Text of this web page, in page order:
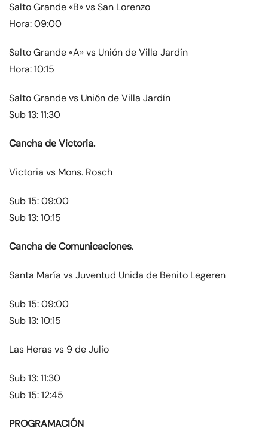
Salto Grande «B» vs San Lorenzo
Hora: 09:00
Salto Grande «A» vs Unión de Villa Jardín
Hora: 10:15
Salto Grande vs Unión de Villa Jardín
Sub 13: 11:30
Cancha de Victoria.
Victoria vs Mons. Rosch
Sub 15: 09:00
Sub 13: 10:15
Cancha de Comunicaciones.
Santa María vs Juventud Unida de Benito Legeren
Sub 15: 09:00
Sub 13: 10:15
Las Heras vs 9 de Julio
Sub 13: 11:30
Sub 15: 12:45
PROGRAMACIÓN